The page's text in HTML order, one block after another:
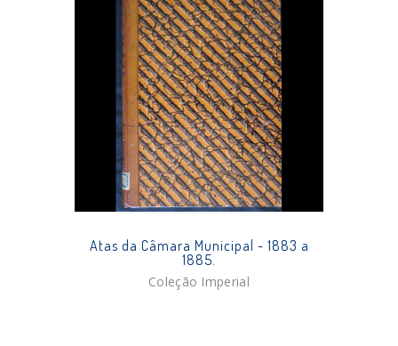
Atas da Câmara Municipal - 1883 a
1885.
Coleção Imperial